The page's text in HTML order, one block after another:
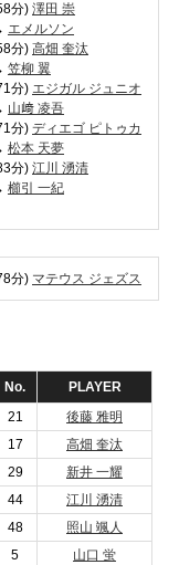
分) 澤田 崇
エメルソン
分) 高畑 奎汰
笠柳 翼
分) エジガル ジュニオ
山﨑 凌吾
分) ディエゴ ピトゥカ
松本 天夢
分) 江川 湧清
櫛引 一紀
分) マテウス ジェズス
No.
PLAYER
21
後藤 雅明
17
高畑 奎汰
29
新井 一耀
44
江川 湧清
48
照山 颯人
5 山口 蛍